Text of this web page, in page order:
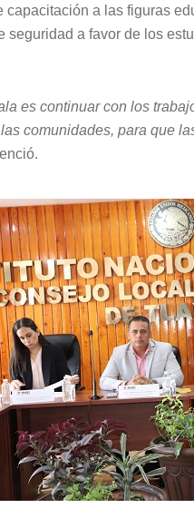
a las figuras
seguridad a favor de los
es continuar con los
comunidades, para que